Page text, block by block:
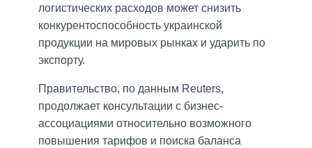
логистических расходов может снизить
конкурентоспособность украинской
продукции на мировых рынках и ударить по
экспорту.
Правительство, по данным Reuters,
продолжает консультации с бизнес-
ассоциациями относительно возможного
повышения тарифов и поиска баланса